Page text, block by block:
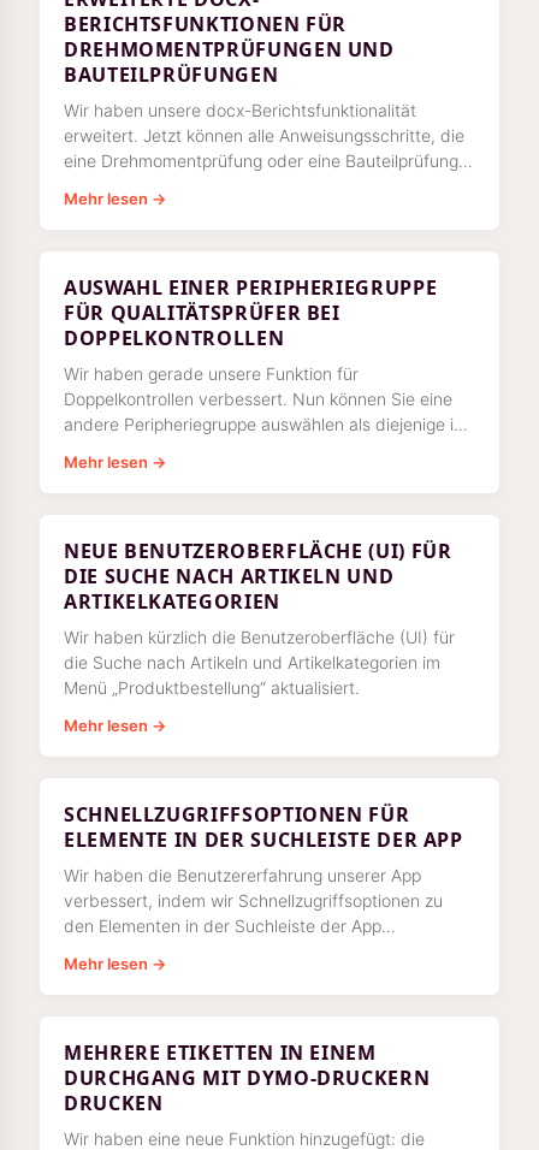
BERICHTSFUNKTIONEN FÜR
DREHMOMENTPRÜFUNGEN UND
BAUTEILPRÜFUNGEN
Wir haben unsere docx-Berichtsfunktionalität
erweitert. Jetzt können alle Anweisungsschritte, die
eine Drehmomentprüfung oder eine Bauteilprüfung
Mehr lesen →
AUSWAHL EINER PERIPHERIEGRUPPE
FÜR QUALITÄTSPRÜFER BEI
DOPPELKONTROLLEN
Wir haben gerade unsere Funktion für
Doppelkontrollen verbessert. Nun können Sie eine
andere Peripheriegruppe auswählen als diejenige in
Mehr lesen →
NEUE BENUTZEROBERFLÄCHE (UI) FÜR
DIE SUCHE NACH ARTIKELN UND
ARTIKELKATEGORIEN
Wir haben kürzlich die Benutzeroberfläche (UI) für
die Suche nach Artikeln und Artikelkategorien im
Menü „Produktbestellung“ aktualisiert.
Mehr lesen →
SCHNELLZUGRIFFSOPTIONEN FÜR
ELEMENTE IN DER SUCHLEISTE DER APP
Wir haben die Benutzererfahrung unserer App
verbessert, indem wir Schnellzugriffsoptionen zu
den Elementen in der Suchleiste der App
auf die Aktionen von
Mehr lesen →
MEHRERE ETIKETTEN IN EINEM
DURCHGANG MIT DYMO-DRUCKERN
DRUCKEN
Wir haben eine neue Funktion hinzugefügt: die